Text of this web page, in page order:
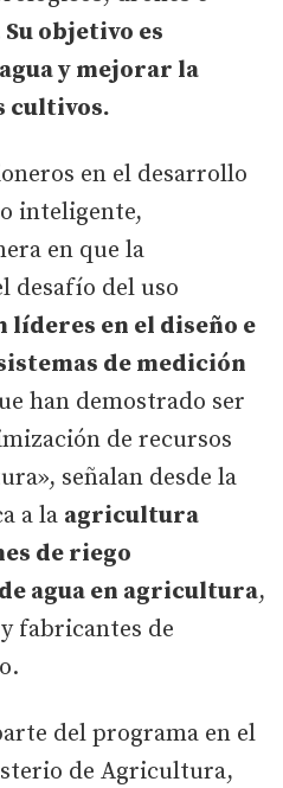
Su objetivo es
y mejorar la
cultivos.
en el desarrollo
inteligente,
en que la
desafío del uso
líderes en el diseño e
de medición
han demostrado ser
de recursos
señalan desde la
a la agricultura
de riego
agua en agricultura,
fabricantes de
del programa en el
de Agricultura,